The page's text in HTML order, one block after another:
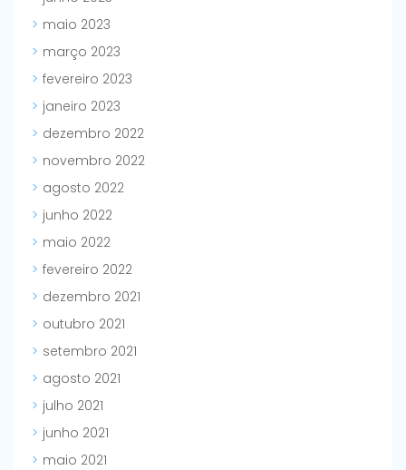
maio 2023
março 2023
fevereiro 2023
janeiro 2023
dezembro 2022
novembro 2022
agosto 2022
junho 2022
maio 2022
fevereiro 2022
dezembro 2021
outubro 2021
setembro 2021
agosto 2021
julho 2021
junho 2021
maio 2021